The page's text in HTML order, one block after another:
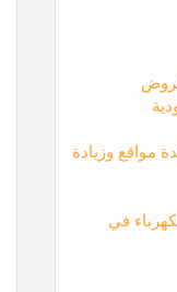
مواقع وزيادة
في